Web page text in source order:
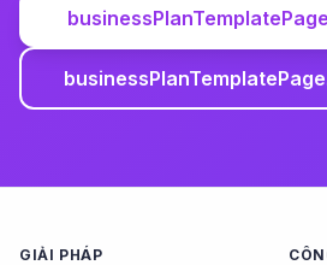
GIẢI PHÁP